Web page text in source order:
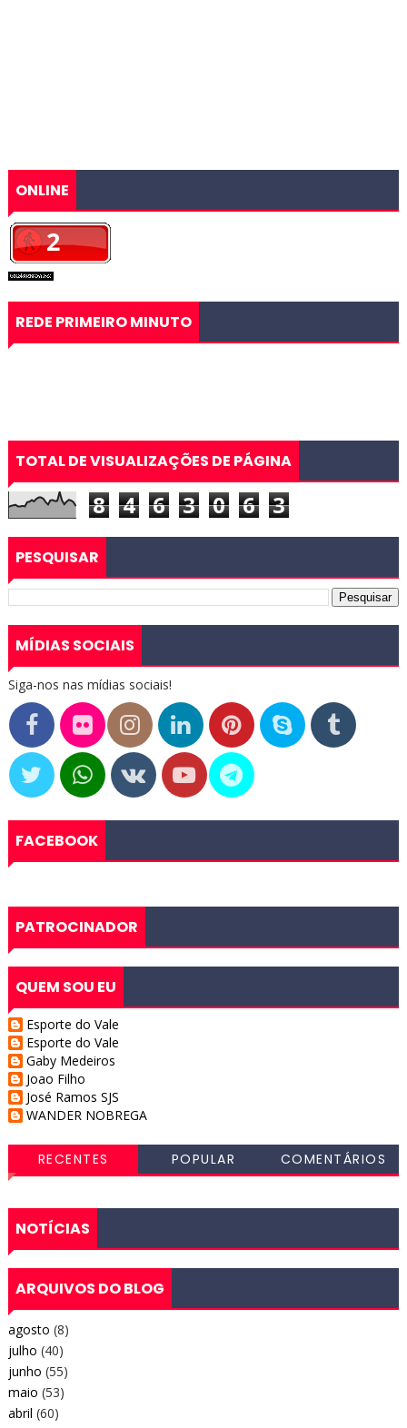
ONLINE
REDE PRIMEIRO MINUTO
TOTAL DE VISUALIZAÇÕES DE PÁGINA
8 4 6 3 0 6 3
PESQUISAR
MÍDIAS SOCIAIS
Siga-nos nas mídias sociais!
FACEBOOK
PATROCINADOR
QUEM SOU EU
Esporte do Vale
Esporte do Vale
Gaby Medeiros
Joao Filho
José Ramos SJS
WANDER NOBREGA
RECENTES POPULAR COMENTÁRIOS
NOTÍCIAS
ARQUIVOS DO BLOG
agosto (8)
julho (40)
junho (55)
maio (53)
abril (60)